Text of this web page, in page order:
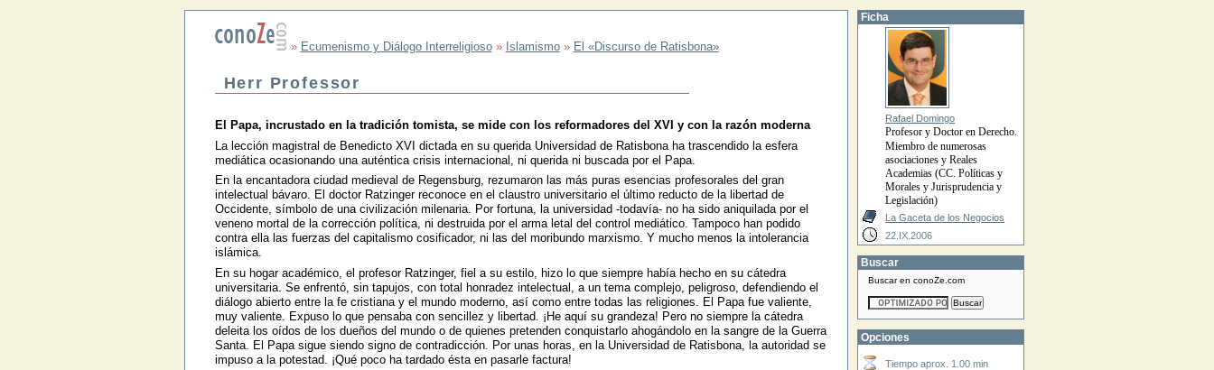
» Ecumenismo y Diálogo Interreligioso» Islamismo» El «Discurso de Ratisbona»
Herr Professor
El Papa, incrustado en la tradición tomista, se mide con los reformadores del XVI y con la razón moderna
La lección magistral de Benedicto XVI dictada en su querida Universidad de Ratisbona ha trascendido la esfera
mediática ocasionando una auténtica crisis internacional, ni querida ni buscada por el Papa.
En la encantadora ciudad medieval de Regensburg, rezumaron las más puras esencias profesorales del gran
intelectual bávaro. El doctor Ratzinger reconoce en el claustro universitario el último reducto de la libertad de
Occidente, símbolo de una civilización milenaria. Por fortuna, la universidad -todavía- no ha sido aniquilada por el
veneno mortal de la corrección política, ni destruida por el arma letal del control mediático. Tampoco han podido
contra ella las fuerzas del capitalismo cosificador, ni las del moribundo marxismo. Y mucho menos la intolerancia
islámica.
En su hogar académico, el profesor Ratzinger, fiel a su estilo, hizo lo que siempre había hecho en su cátedra
universitaria. Se enfrentó, sin tapujos, con total honradez intelectual, a un tema complejo, peligroso, defendiendo el
diálogo abierto entre la fe cristiana y el mundo moderno, así como entre todas las religiones. El Papa fue valiente,
muy valiente. Expuso lo que pensaba con sencillez y libertad. ¡He aquí su grandeza! Pero no siempre la cátedra
deleita los oídos de los dueños del mundo o de quienes pretenden conquistarlo ahogándolo en la sangre de la Guerra
Santa. El Papa sigue siendo signo de contradicción. Por unas horas, en la Universidad de Ratisbona, la autoridad se
impuso a la potestad. ¡Qué poco ha tardado ésta en pasarle factura!
Ficha
Rafael Domingo
Profesor y Doctor en Derecho.
Miembro de numerosas
asociaciones y Reales
Academias (CC. Políticas y
Morales y Jurisprudencia y
Legislación)
La Gaceta de los Negocios
22.IX.2006
Buscar
Buscar en conoZe.com
Opciones
Tiempo aprox. 1.00 min